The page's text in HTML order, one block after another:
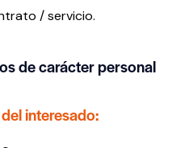
/ servicio.
de carácter personal
interesado: